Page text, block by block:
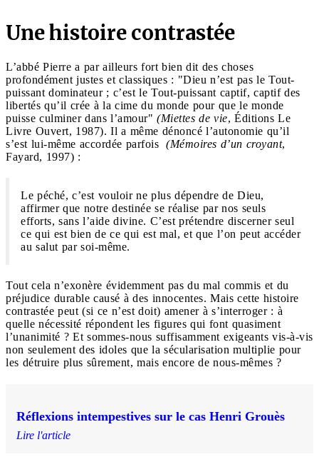
Une histoire contrastée
L’abbé Pierre a par ailleurs fort bien dit des choses
profondément justes et classiques : "Dieu n’est pas le Tout-
puissant dominateur ; c’est le Tout-puissant captif, captif des
libertés qu’il crée à la cime du monde pour que le monde
puisse culminer dans l’amour" (Miettes de vie, Éditions Le
Livre Ouvert, 1987). Il a même dénoncé l’autonomie qu’il
s’est lui-même accordée parfois (Mémoires d’un croyant,
Fayard, 1997) :
Le péché, c’est vouloir ne plus dépendre de Dieu,
affirmer que notre destinée se réalise par nos seuls
efforts, sans l’aide divine. C’est prétendre discerner seul
ce qui est bien de ce qui est mal, et que l’on peut accéder
au salut par soi-même.
Tout cela n’exonère évidemment pas du mal commis et du
préjudice durable causé à des innocentes. Mais cette histoire
contrastée peut (si ce n’est doit) amener à s’interroger : à
quelle nécessité répondent les figures qui font quasiment
l’unanimité ? Et sommes-nous suffisamment exigeants vis-à-vis
non seulement des idoles que la sécularisation multiplie pour
les détruire plus sûrement, mais encore de nous-mêmes ?
Réflexions intempestives sur le cas Henri Grouès
Lire l'article